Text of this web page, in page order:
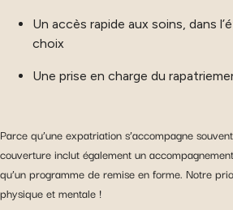
Un accès rapide aux soins, dans
choix
Une prise en charge du
Parce qu’une expatriation s’accompagne
couverture inclut également un
qu’un programme de remise en forme. Notre
physique et mentale !